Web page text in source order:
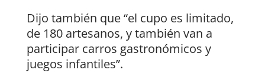
Dijo también que “el cupo es limitado,
de 180 artesanos, y también van a
participar carros gastronómicos y
juegos infantiles”.